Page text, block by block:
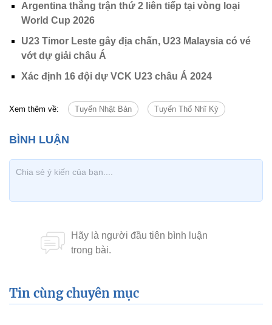
Argentina thắng trận thứ 2 liên tiếp tại vòng loại
World Cup 2026
U23 Timor Leste gây địa chấn, U23 Malaysia có vé
vớt dự giải châu Á
Xác định 16 đội dự VCK U23 châu Á 2024
Xem thêm về: Tuyển Nhật Bản Tuyển Thổ Nhĩ Kỳ
Tin cùng chuyên mục